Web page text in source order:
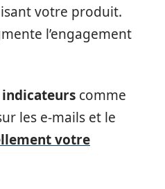
votre produit.
l’engagement
indicateurs comme
les e-mails et le
votre